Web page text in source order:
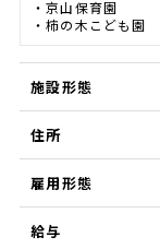
・京山保育園
・柿の木こども園
施設形態
住所
雇用形態
給与